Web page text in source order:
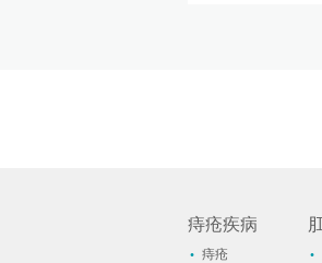
痔疮疾病
· 痔疮 ·